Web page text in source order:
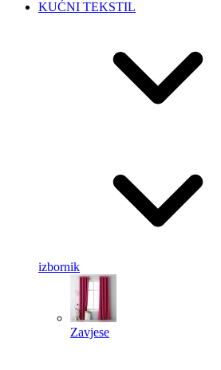
KUĆNI TEKSTIL
izbornik
Zavjese